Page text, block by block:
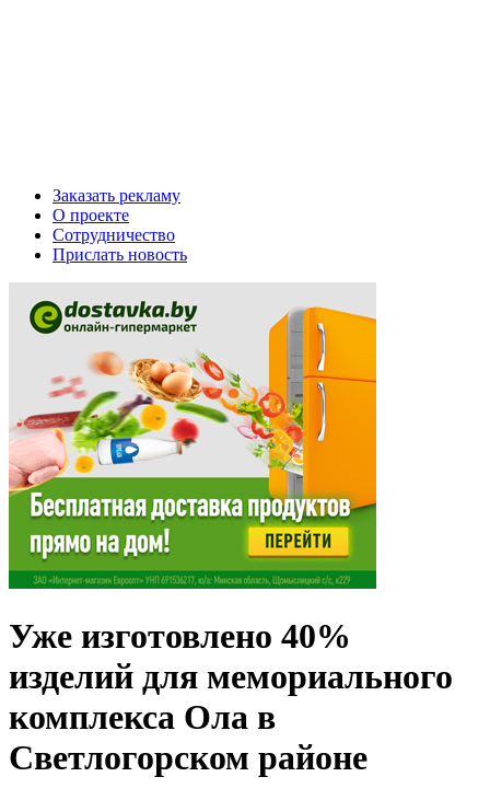
Заказать рекламу
О проекте
Сотрудничество
Прислать новость
Уже изготовлено 40%
изделий для мемориального
комплекса Ола в
Светлогорском районе